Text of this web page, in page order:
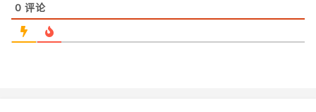
0 评论